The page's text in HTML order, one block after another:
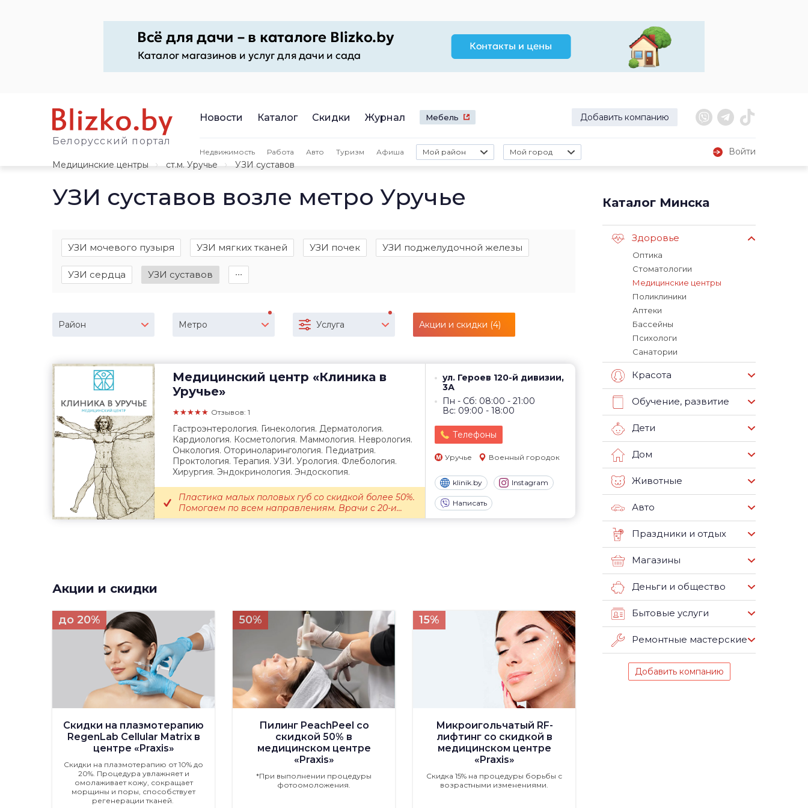
Белорусский портал
Новости Каталог Скидки Журнал Мебель Добавить компанию
Недвижимость Работа Авто Туризм Афиша Мой район Мой город
Войти
Медицинские центры
ст.м. Уручье УЗИ суставов
УЗИ суставов возле метро Уручье
УЗИ мочевого пузыря УЗИ мягких тканей УЗИ почек УЗИ поджелудочной железы
УЗИ сердца УЗИ суставов ∙∙∙
Район Метро Услуга Акции и скидки (4)
Медицинский центр «Клиника в
Уручье»
★★★★★ Отзывов: 1
ул. Героев 120-й дивизии,
3А
Пн - Сб: 08:00 - 21:00
Вс: 09:00 - 18:00
Телефоны
Уручье Военный городок
klinik.by Instagram
Написать
Гастроэнтерология. Гинекология. Дерматология.
Кардиология. Косметология. Маммология. Неврология.
Онкология. Оториноларингология. Педиатрия.
Проктология. Терапия. УЗИ. Урология. Флебология.
Хирургия. Эндокринология. Эндоскопия.
Пластика малых половых губ со скидкой более 50%.
Помогаем по всем направлениям. Врачи с 20-и...
Акции и скидки
до 20%
Скидки на плазмотерапию
RegenLab Cellular Matrix в
центре «Praxis»
Скидки на плазмотерапию от 10% до
20%. Процедура увлажняет и
омолаживает кожу, сокращает
морщины и поры, способствует
регенерации тканей.
50%
Пилинг PeachPeel со
скидкой 50% в
медицинском центре
«Praxis»
*При выполнении процедуры
фотоомоложения.
15%
Микроигольчатый RF-
лифтинг со скидкой в
медицинском центре
«Praxis»
Скидка 15% на процедуры борьбы с
возрастными изменениями.
Каталог Минска
Здоровье
Оптика
Стоматологии
Медицинские центры
Поликлиники
Аптеки
Бассейны
Психологи
Санатории
Красота
Обучение, развитие
Дети
Дом
Животные
Авто
Праздники и отдых
Магазины
Деньги и общество
Бытовые услуги
Ремонтные мастерские
Добавить компанию